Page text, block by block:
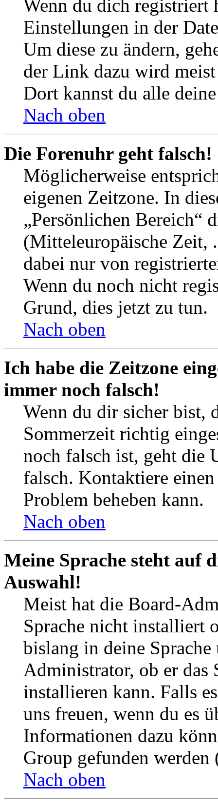
Wenn du dich registriert
Einstellungen in der
Um diese zu ändern,
der Link dazu wird
Dort kannst du alle
Nach oben
Die Forenuhr geht falsch!
Möglicherweise
eigenen Zeitzone. In
„Persönlichen Bereich“
(Mitteleuropäische Zeit,
dabei nur von
Wenn du noch nicht
Grund, dies jetzt zu tun.
Nach oben
Ich habe die Zeitzone
immer noch falsch!
Wenn du dir sicher bist,
Sommerzeit richtig
noch falsch ist, geht die
falsch. Kontaktiere
Problem beheben kann.
Nach oben
Meine Sprache steht auf
Auswahl!
Meist hat die Board-
Sprache nicht installiert
bislang in deine
Administrator, ob er das
installieren kann. Falls
uns freuen, wenn du es
Informationen dazu
Group gefunden
Nach oben